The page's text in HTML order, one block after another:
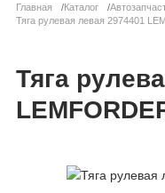
Главная Каталог
Тяга рулевая левая 2974401
Тяга